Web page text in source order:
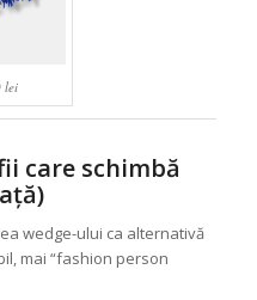
lei
care schimbă
wedge-ului ca alternativă
mai “fashion person